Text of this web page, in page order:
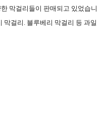
막걸리들이 판매되고 있었습니
걸리. 블루베리 막걸리 등 과일